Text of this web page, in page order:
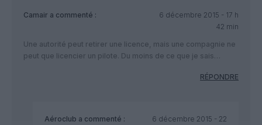
Camair a commenté :
6 décembre 2015 - 17 h
42 min
Une autorité peut retirer une licence, mais une compagnie ne
peut que licencier un pilote. Du moins de ce que je sais…
RÉPONDRE
Aéroclub a commenté :
6 décembre 2015 - 22